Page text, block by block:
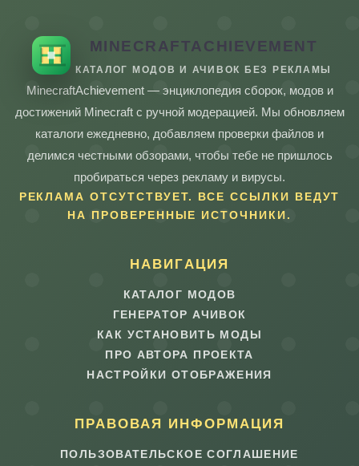
MINECRAFTACHIEVEMENT
КАТАЛОГ МОДОВ И АЧИВОК БЕЗ РЕКЛАМЫ
MinecraftAchievement — энциклопедия сборок, модов и
достижений Minecraft с ручной модерацией. Мы обновляем
каталоги ежедневно, добавляем проверки файлов и
делимся честными обзорами, чтобы тебе не пришлось
пробираться через рекламу и вирусы.
РЕКЛАМА ОТСУТСТВУЕТ. ВСЕ ССЫЛКИ ВЕДУТ
НА ПРОВЕРЕННЫЕ ИСТОЧНИКИ.
НАВИГАЦИЯ
КАТАЛОГ МОДОВ
ГЕНЕРАТОР АЧИВОК
КАК УСТАНОВИТЬ МОДЫ
ПРО АВТОРА ПРОЕКТА
НАСТРОЙКИ ОТОБРАЖЕНИЯ
ПРАВОВАЯ ИНФОРМАЦИЯ
ПОЛЬЗОВАТЕЛЬСКОЕ СОГЛАШЕНИЕ